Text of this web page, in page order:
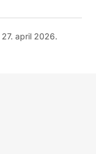
27. april 2026.